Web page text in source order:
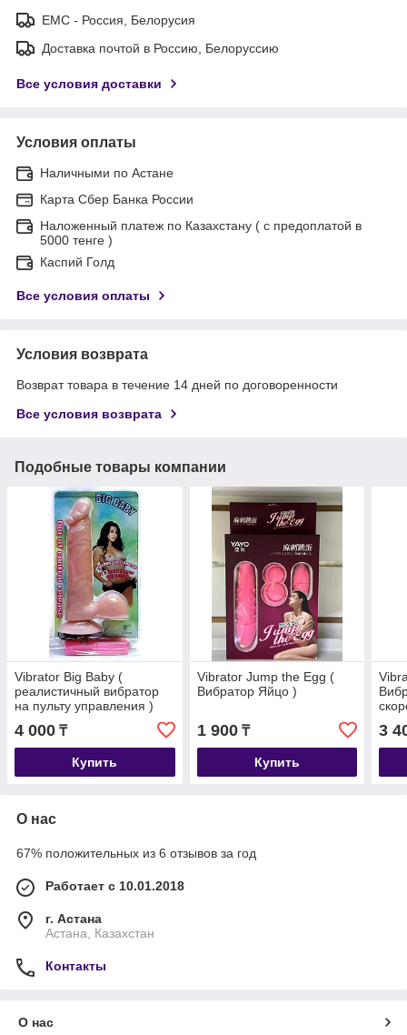
ЕМС - Россия, Белорусия
Доставка почтой в Россию, Белоруссию
Все условия доставки
Условия оплаты
Наличными по Астане
Карта Сбер Банка России
Наложенный платеж по Казахстану ( с предоплатой в
5000 тенге )
Каспий Голд
Все условия оплаты
Условия возврата
Возврат товара в течение 14 дней по договоренности
Все условия возврата
Подобные товары компании
Vibrator Big Baby (
реалистичный вибратор
на пульту управления )
4 000 ₸
Купить
Vibrator Jump the Egg (
Вибратор Яйцо )
1 900₸
Купить
3
О нас
67% положительных из 6 отзывов за год
Работает с 10.01.2018
г. Астана
Астана, Казахстан
Контакты
О нас